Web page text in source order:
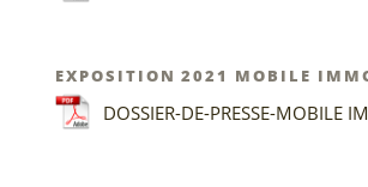
EXPOSITION 2021 MOBILE
DOSSIER-DE-PRESSE-MOBILE